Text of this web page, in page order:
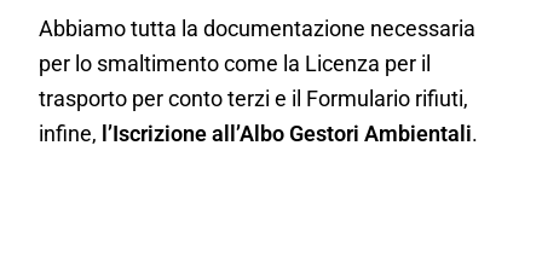
Abbiamo tutta la documentazione necessaria
per lo smaltimento come la Licenza per il
trasporto per conto terzi e il Formulario rifiuti,
infine, l’Iscrizione all’Albo Gestori Ambientali.